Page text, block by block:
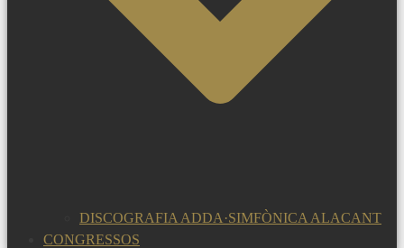
DISCOGRAFIA ADDA·SIMFÒNICA ALACANT
CONGRESSOS